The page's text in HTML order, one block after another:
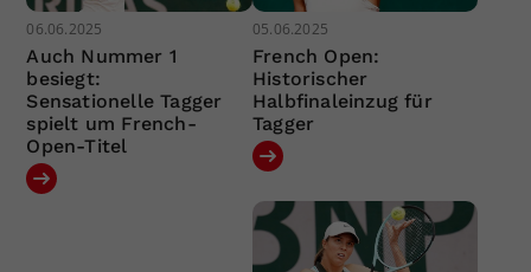
06.06.2025
Auch Nummer 1
besiegt:
Sensationelle Tagger
spielt um French-
Open-Titel
05.06.2025
French Open:
Historischer
Halbfinaleinzug für
Tagger